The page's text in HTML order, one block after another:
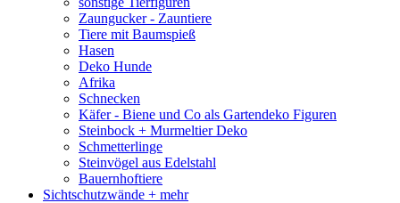
Zaungucker - Zauntiere
Tiere mit Baumspieß
Hasen
Deko Hunde
Afrika
Schnecken
Käfer - Biene und Co als Gartendeko Figuren
Steinbock + Murmeltier Deko
Schmetterlinge
Steinvögel aus Edelstahl
Bauernhoftiere
Sichtschutzwände + mehr